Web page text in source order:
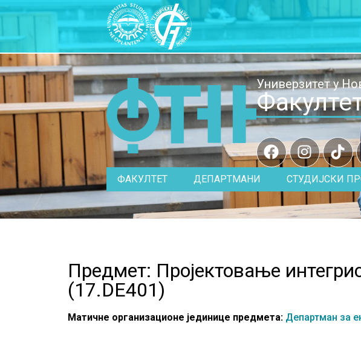
Универзитет у
ФАКУЛТЕТ ДЕПАРТМАНИ СТУДИЈСКИ
Предмет: Пројектовање
(17.DE401)
Матичне организационе јединице предмета: Департман за